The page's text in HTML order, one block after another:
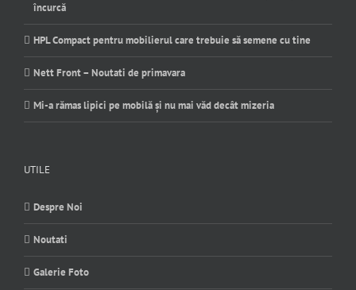
încurcă
HPL Compact pentru mobilierul care trebuie să semene cu tine
Nett Front – Noutati de primavara
Mi-a rămas lipici pe mobilă și nu mai văd decât mizeria
UTILE
Despre Noi
Noutati
Galerie Foto